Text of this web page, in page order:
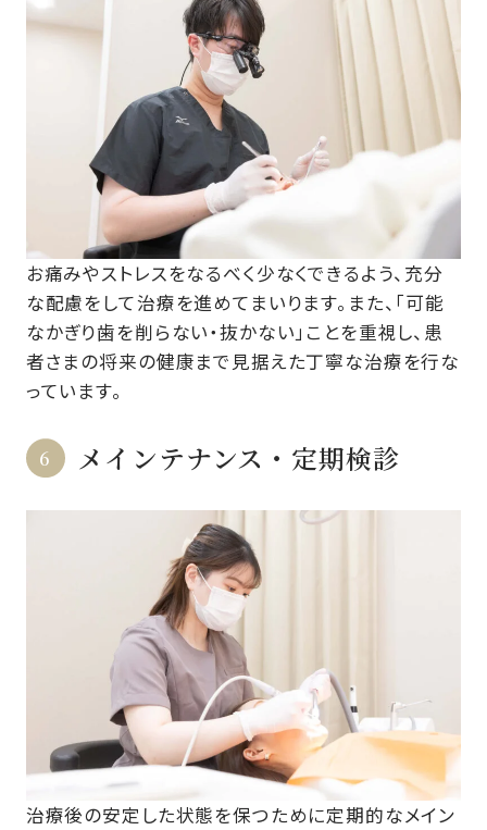
お痛みやストレスをなるべく少なくできるよう、充分
な配慮をして治療を進めてまいります。また、「可能
なかぎり歯を削らない・抜かない」ことを重視し、患
者さまの将来の健康まで見据えた丁寧な治療を行な
っています。
メインテナンス・定期検診
治療後の安定した状態を保つために定期的なメイン